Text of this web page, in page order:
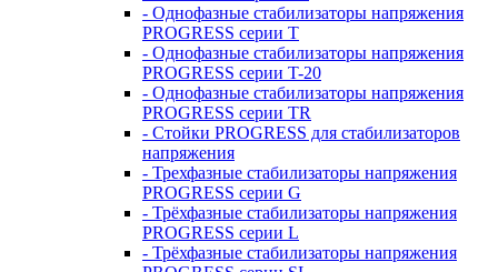
- Однофазные стабилизаторы напряжения
PROGRESS серии T
- Однофазные стабилизаторы напряжения
PROGRESS серии T-20
- Однофазные стабилизаторы напряжения
PROGRESS серии TR
- Стойки PROGRESS для стабилизаторов
напряжения
- Трехфазные стабилизаторы напряжения
PROGRESS серии G
- Трёхфазные стабилизаторы напряжения
PROGRESS серии L
- Трёхфазные стабилизаторы напряжения